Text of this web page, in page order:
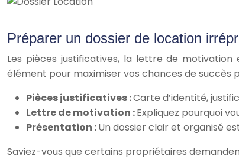
Préparer un dossier de location
Les pièces justificatives, la lettre de
élément pour maximiser vos chances de
Pièces justificatives :Carte d’identité,
Lettre de motivation :Expliquez pourquoi
Présentation :Un dossier clair et organisé
Saviez-vous que certains propriétaires